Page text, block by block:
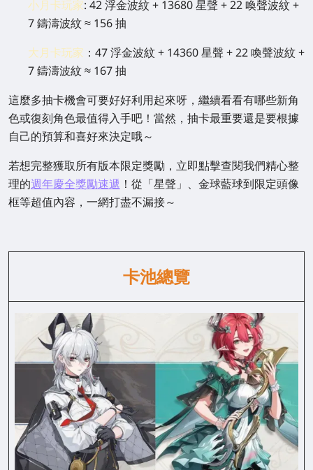
小月卡玩家: 42 浮金波紋 + 13680 星聲 + 22 喚聲波紋 +
7 鑄濤波紋 ≈ 156 抽
大月卡玩家 ： 47 浮金波紋 + 14360 星聲 + 22 喚聲波紋 +
7 鑄濤波紋 ≈ 167 抽
這麼多抽卡機會可要好好利用起來呀，繼續看看有哪些新角
色或復刻角色最值得入手吧！當然，抽卡最重要還是要根據
自己的預算和喜好來決定哦～
若想完整獲取所有版本限定獎勵，立即點擊查閱我們精心整
理的週年慶全獎勵速遞 ！從「星聲」、金球藍球到限定頭像
框等超值內容，一網打盡不漏接～
卡池總覽